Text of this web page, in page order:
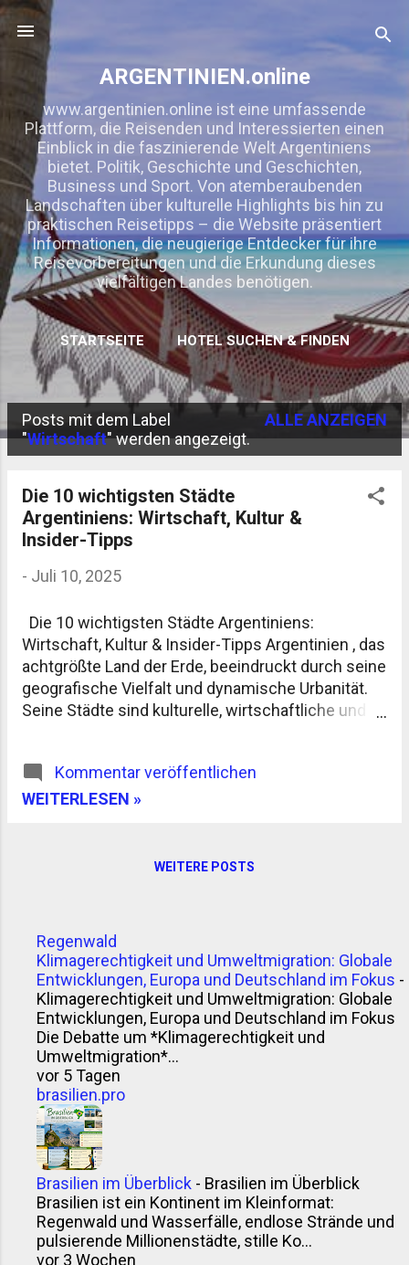
ARGENTINIEN.online
www.argentinien.online ist eine umfassende
Plattform, die Reisenden und Interessierten einen
Einblick in die faszinierende Welt Argentiniens
bietet. Politik, Geschichte und Geschichten,
Business und Sport. Von atemberaubenden
Landschaften über kulturelle Highlights bis hin zu
praktischen Reisetipps – die Website präsentiert
Informationen, die neugierige Entdecker für ihre
Reisevorbereitungen und die Erkundung dieses
vielfältigen Landes benötigen.
STARTSEITE HOTEL SUCHEN & FINDEN
MEHR… KOOPERATION/ WERBUNG/ LINKTAUSCH
P
Posts mit dem Label
"Wirtschaft" werden angezeigt.
ALLE ANZEIGEN
Die 10 wichtigsten Städte
Argentiniens: Wirtschaft, Kultur &
Insider-Tipps
- Juli 10, 2025
Die 10 wichtigsten Städte Argentiniens:
Wirtschaft, Kultur & Insider-Tipps Argentinien , das
achtgrößte Land der Erde, beeindruckt durch seine
geografische Vielfalt und dynamische Urbanität.
Seine Städte sind kulturelle, wirtschaftliche und
wichtigsten Städte Argentiniens – mit einem
Fokus auf wirtschaftliche Kennzahlen, kulturelle
Buenos Aires – Die kosmopolitische Hauptstadt
europäisches Flair, kulturelle Hochburg Buenos
Aires ist nicht nur die politische und
wirtschaftliche Hauptstadt Argentiniens, sondern
auch eines der wichtigsten Finanzzentren
Südamerikas. Die Stadt bietet eine dichte urbane
Struktur, ein gut ausgebautes Nahverkehrssystem
und eine le...
Kommentar veröffentlichen
WEITERLESEN »
WEITERE POSTS
Regenwald
Klimagerechtigkeit und Umweltmigration: Globale
Entwicklungen, Europa und Deutschland im Fokus -
Klimagerechtigkeit und Umweltmigration: Globale
Entwicklungen, Europa und Deutschland im Fokus
Die Debatte um *Klimagerechtigkeit und
Umweltmigration*...
vor 5 Tagen
brasilien.pro
Brasilien im Überblick - Brasilien im Überblick
Brasilien ist ein Kontinent im Kleinformat:
Regenwald und Wasserfälle, endlose Strände und
pulsierende Millionenstädte, stille Ko...
vor 3 Wochen